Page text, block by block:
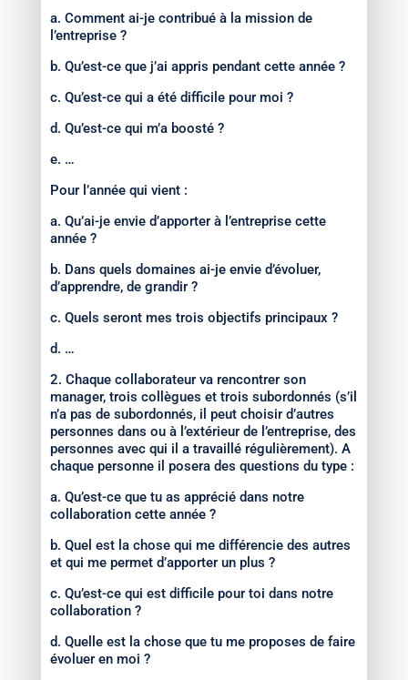
a. Comment ai-je contribué à la mission de
l’entreprise ?
b. Qu’est-ce que j’ai appris pendant cette année ?
c. Qu’est-ce qui a été difficile pour moi ?
d. Qu’est-ce qui m’a boosté ?
e. …
Pour l’année qui vient :
a. Qu’ai-je envie d’apporter à l’entreprise cette
année ?
b. Dans quels domaines ai-je envie d’évoluer,
d’apprendre, de grandir ?
c. Quels seront mes trois objectifs principaux ?
d. …
2. Chaque collaborateur va rencontrer son
manager, trois collègues et trois subordonnés (s’il
n’a pas de subordonnés, il peut choisir d’autres
personnes dans ou à l’extérieur de l’entreprise, des
personnes avec qui il a travaillé régulièrement). A
chaque personne il posera des questions du type :
a. Qu’est-ce que tu as apprécié dans notre
collaboration cette année ?
b. Quel est la chose qui me différencie des autres
et qui me permet d’apporter un plus ?
c. Qu’est-ce qui est difficile pour toi dans notre
collaboration ?
d. Quelle est la chose que tu me proposes de faire
évoluer en moi ?